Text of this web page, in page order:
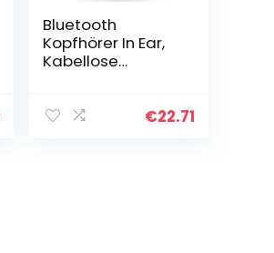
Bluetooth
Kopfhörer In Ear,
Kabellose
Wireless
€22.71